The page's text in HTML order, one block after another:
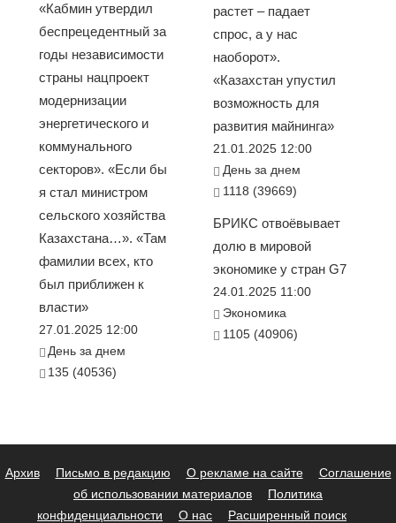
«Кабмин утвердил
беспрецедентный за
годы независимости
страны нацпроект
модернизации
энергетического и
коммунального
секторов». «Если бы
я стал министром
сельского хозяйства
Казахстана…». «Там
фамилии всех, кто
был приближен к
власти»
27.01.2025 12:00
День за днем
135 (40536)
растет – падает
спрос, а у нас
наоборот».
«Казахстан упустил
возможность для
развития майнинга»
21.01.2025 12:00
День за днем
1118 (39669)
БРИКС отвоёвывает
долю в мировой
экономике у стран G7
24.01.2025 11:00
Экономика
1105 (40906)
Архив Письмо в редакцию О рекламе на сайте
Соглашение
об использовании материалов
Политика
конфиденциальности
О нас Расширенный поиск